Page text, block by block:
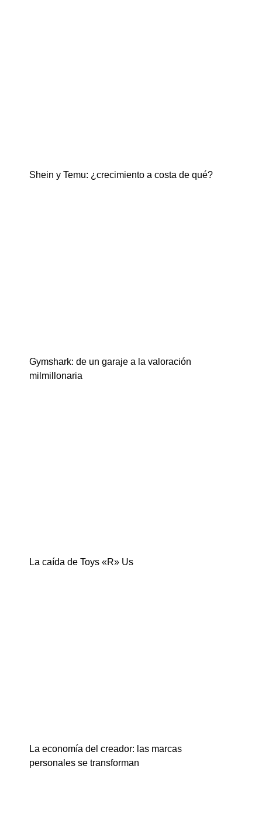
Shein y Temu: ¿crecimiento a costa de qué?
Gymshark: de un garaje a la valoración
milmillonaria
La caída de Toys «R» Us
La economía del creador: las marcas
personales se transforman